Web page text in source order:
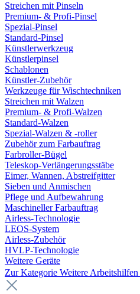
Streichen mit Pinseln
Premium- & Profi-Pinsel
Spezial-Pinsel
Standard-Pinsel
Künstlerwerkzeug
Künstlerpinsel
Schablonen
Künstler-Zubehör
Werkzeuge für Wischtechniken
Streichen mit Walzen
Premium- & Profi-Walzen
Standard-Walzen
Spezial-Walzen & -roller
Zubehör zum Farbauftrag
Farbroller-Bügel
Teleskop-Verlängerungsstäbe
Eimer, Wannen, Abstreifgitter
Sieben und Anmischen
Pflege und Aufbewahrung
Maschineller Farbauftrag
Airless-Technologie
LEOS-System
Airless-Zubehör
HVLP-Technologie
Weitere Geräte
Zur Kategorie Weitere Arbeitshilfen